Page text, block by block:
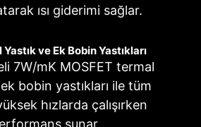
ısı giderimi sağlar.
ve Ek Bobin Yastıkları
7W/mK MOSFET termal
bobin yastıkları ile tüm
hızlarda çalışırken
sunar.